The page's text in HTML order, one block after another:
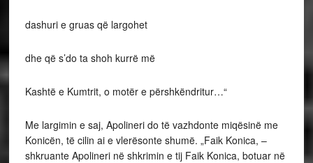
dashuri e gruas që largohet
dhe që s’do ta shoh kurrë më
Kashtë e Kumtrit, o motër e përshkëndritur…“
Me largimin e saj, Apolineri do të vazhdonte miqësinë me
Konicën, të cilin ai e vlerësonte shumë. „Faik Konica, –
shkruante Apolineri në shkrimin e tij Faik Konica, botuar në